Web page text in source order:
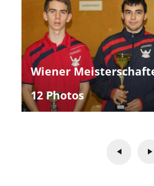
Wiener
12 Photos